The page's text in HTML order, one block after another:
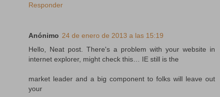
Responder
Anónimo 24 de enero de 2013 a las 15:19
Hello, Neat post. There's a problem with your website in
internet explorer, might check this… IE still is the
market leader and a big component to folks will leave out
your